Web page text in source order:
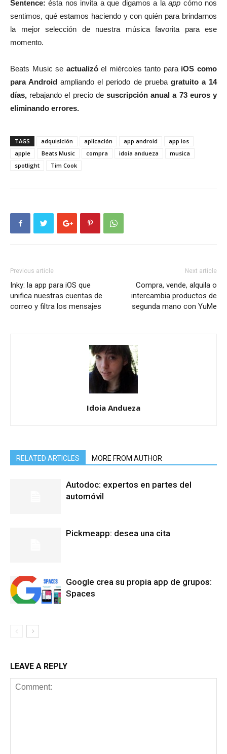
Sentence: ésta nos invita a que digamos a laapp cómo nos
sentimos, qué estamos haciendo y con quién para brindarnos
la mejor selección de nuestra música favorita para ese
momento.
Beats Music se actualizóel miércoles tanto para iOS como
para Android ampliando el periodo de pruebagratuito a 14
días, rebajando el precio de suscripción anual a 73 euros y
eliminando errores.
TAGS adquisición aplicación app android
app ios
apple
Beats Music compra idoia andueza
musica
spotlight
Tim Cook
Previous article
Inky: la app para iOS que
unifica nuestras cuentas de
correo y filtra los mensajes
Next article
Compra, vende, alquila o
intercambia productos de
segunda mano con YuMe
Idoia Andueza
RELATED ARTICLES MORE FROM AUTHOR
Autodoc: expertos en partes del
automóvil
Pickmeapp: desea una cita
Google crea su propia app de grupos:
Spaces
LEAVE A REPLY